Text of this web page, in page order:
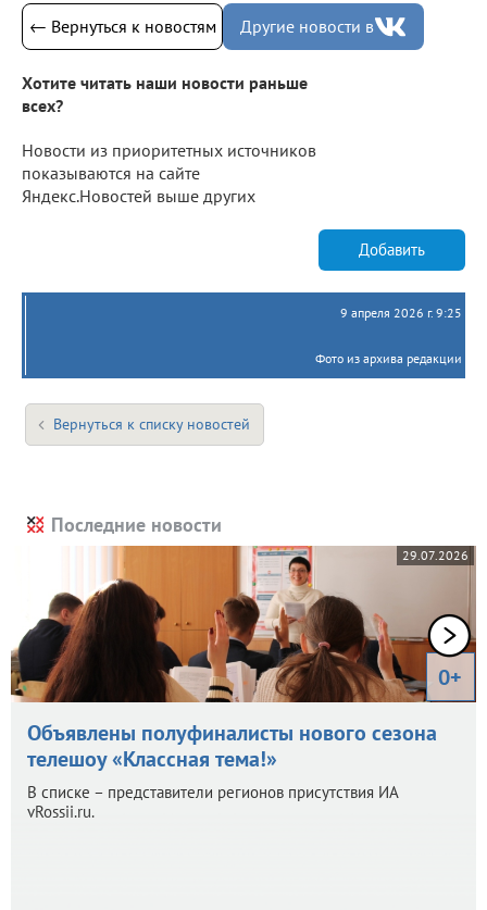
← Вернуться к новостям Другие новости в
Хотите читать наши новости раньше
всех?
Новости из приоритетных источников
показываются на сайте
Яндекс.Новостей выше других
Добавить
9 апреля 2026 г. 9:25
Фото из архива редакции
Вернуться к списку новостей
Последние новости
29.07.2026
0+
Объявлены полуфиналисты нового сезона
телешоу «Классная тема!»
В списке – представители регионов присутствия ИА
vRossii.ru.